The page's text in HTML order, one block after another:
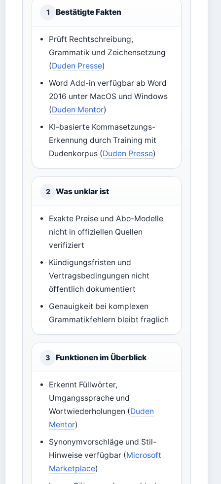
1 Bestätigte Fakten
Prüft Rechtschreibung,
Grammatik und Zeichensetzung
(Duden Presse)
Word Add-in verfügbar ab Word
2016 unter MacOS und Windows
(Duden Mentor)
KI-basierte Kommasetzungs-
Erkennung durch Training mit
Dudenkorpus (Duden Presse)
2 Was unklar ist
Exakte Preise und Abo-Modelle
nicht in offiziellen Quellen
verifiziert
Kündigungsfristen und
Vertragsbedingungen nicht
öffentlich dokumentiert
Genauigkeit bei komplexen
Grammatikfehlern bleibt fraglich
3 Funktionen im Überblick
Erkennt Füllwörter,
Umgangssprache und
Wortwiederholungen (Duden
Mentor)
Synonymvorschläge und Stil-
Hinweise verfügbar (Microsoft
Marketplace)